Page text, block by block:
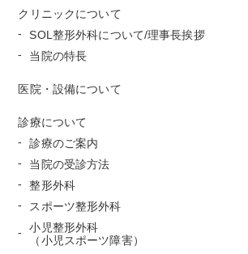
クリニックについて
SOL整形外科について/理事長挨拶
当院の特長
医院・設備について
診療について
診療のご案内
当院の受診方法
整形外科
スポーツ整形外科
小児整形外科
（小児スポーツ障害）